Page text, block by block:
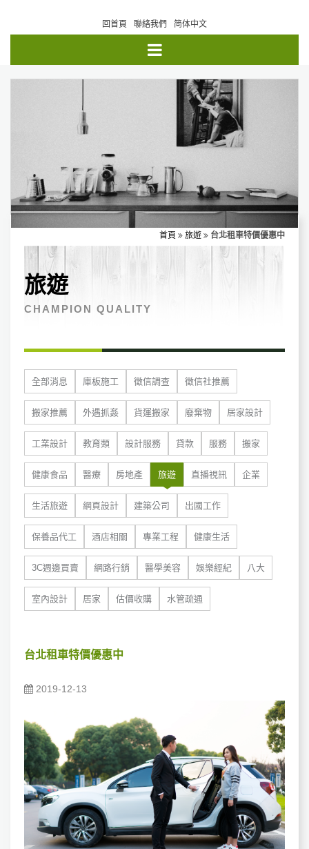
回首頁 聯絡我們 简体中文
首頁 旅遊 台北租車特價優惠中
旅遊
CHAMPION QUALITY
全部消息 庫板施工 徵信調查 徵信社推薦
搬家推薦 外遇抓姦 貨運搬家 廢棄物 居家設計
工業設計 教育類 設計服務 貸款 服務 搬家
健康食品 醫療 房地產 旅遊 直播視訊 企業
生活旅遊 網頁設計 建築公司 出國工作
保養品代工 酒店相關 專業工程 健康生活
3C週邊買賣 網路行銷 醫學美容 娛樂經紀 八大
室內設計 居家 估價收購 水管疏通
台北租車特價優惠中
2019-12-13